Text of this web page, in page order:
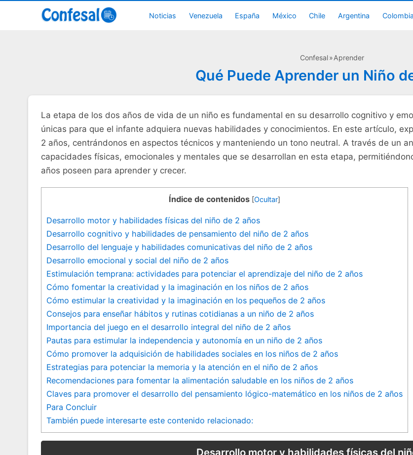
Noticias Venezuela España México Chile Argentina Colombia
Confesal Aprender
Qué Puede Aprender un Niño
La etapa de los dos años​ de vida de ‍un niño ​es​ fundamental en ⁣su desarrollo cognitivo ⁢y
únicas para que⁢ el infante adquiera nuevas habilidades y conocimientos. ‌En este artículo,
2 años, centrándonos en aspectos técnicos​ y manteniendo‍ un tono ‌neutral. A través de ​un
capacidades físicas, emocionales y mentales​ que se desarrollan en esta etapa,⁤
años​ poseen para aprender y crecer.
Índice de contenidos [Ocultar]
Desarrollo motor y habilidades físicas del niño de 2 años
Desarrollo‍ cognitivo y‍ habilidades de pensamiento del niño de 2 años
Desarrollo del lenguaje y habilidades comunicativas del niño de 2 ⁢años
Desarrollo emocional y social del niño de 2 años
Estimulación temprana: actividades para potenciar el aprendizaje del niño de 2 años
Cómo fomentar la creatividad ⁢y la imaginación en los niños de 2 años
Cómo estimular la creatividad y‍ la imaginación en ‍los​ pequeños de 2 años
Consejos para enseñar hábitos y rutinas cotidianas a un niño de 2 años
Importancia del juego en el desarrollo integral ⁤del niño de 2 años
Pautas para estimular la independencia ‍y autonomía⁢ en⁣ un niño de 2 años
Cómo promover ‌la adquisición de habilidades sociales en los niños de 2 ⁤años
Estrategias para potenciar la memoria⁢ y la atención en el⁢ niño ⁢de 2 años
Recomendaciones ‍para fomentar ⁢la alimentación ​saludable en los niños de 2 años
Claves para‌ promover​ el desarrollo del pensamiento lógico-matemático ⁢en los niños de⁤ 2 años
Para Concluir
También puede interesarte este contenido relacionado:
Desarrollo motor y habilidades físicas del